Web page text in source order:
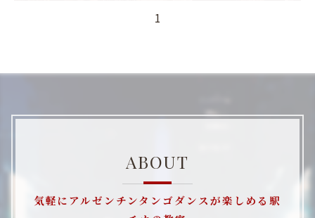
1
気軽にアルゼンチンタンゴダンスが楽しめる駅
ABOUT